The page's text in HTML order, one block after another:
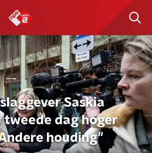
Saskia
tweede dag hoger
houding"